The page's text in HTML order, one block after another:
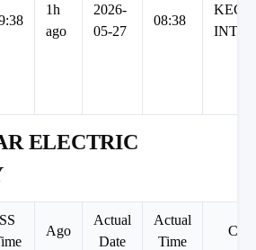
1h
ago
2026-
05-27
08:38
KEC
ELECTRIC
SS
Ago
Actual
Date
Actual
Time